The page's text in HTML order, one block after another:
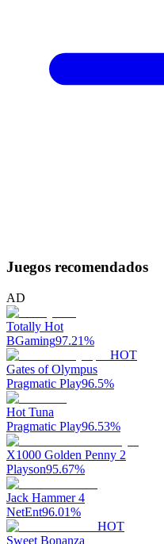
Juegos recomendados
AD
Totally Hot
BGaming97.21%
HOT
Gates of Olympus
Pragmatic Play96.5%
Hot Tuna
Pragmatic Play96.53%
X1000 Golden Penny 2
Playson95.67%
Jack Hammer 4
NetEnt96.01%
HOT
Sweet Bonanza